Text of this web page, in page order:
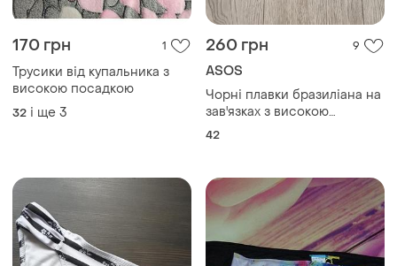
170 грн 1
Трусики від купальника з
високою посадкою
32 і ще 3
260 грн 9
ASOS
Чорні плавки бразиліана на
зав'язках з високою
посадкою asos
42